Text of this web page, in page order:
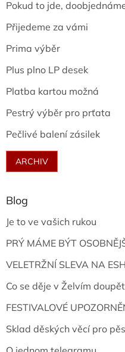
Pokud to jde,
Přijedeme za vámi
Prima výběr
Plus plno LP desek
Platba kartou možná
Pestrý výběr pro prťata
Pečlivé balení zásilek
ARCHIV
Blog
Je to ve vašich rukou
PRÝ MÁME BÝT
VELETRŽNÍ SLEVA NA
Co se děje v Želvím
FESTIVALOVÉ
Sklad děských věcí pro